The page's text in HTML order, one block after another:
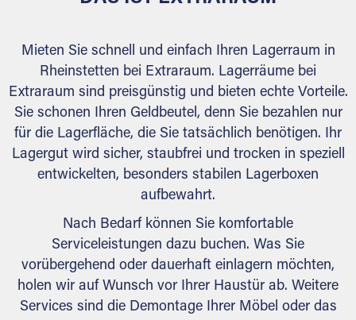
Mieten Sie schnell und einfach Ihren Lagerraum in
Rheinstetten bei Extraraum. Lagerräume bei
Extraraum sind preisgünstig und bieten echte Vorteile.
Sie schonen Ihren Geldbeutel, denn Sie bezahlen nur
für die Lagerfläche, die Sie tatsächlich benötigen. Ihr
Lagergut wird sicher, staubfrei und trocken in speziell
entwickelten, besonders stabilen Lagerboxen
aufbewahrt.
Nach Bedarf können Sie komfortable
Serviceleistungen dazu buchen. Was Sie
vorübergehend oder dauerhaft einlagern möchten,
holen wir auf Wunsch vor Ihrer Haustür ab. Weitere
Services sind die Demontage Ihrer Möbel oder das